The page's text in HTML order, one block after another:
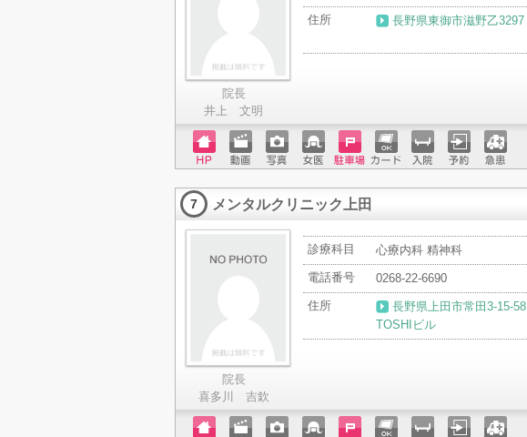
院長
井上 文明
住所
長野県東御市滋野乙3297
ホーム
ページ
動画 写真 女医 駐車場クレジ
ットカ
ード
入院 予約 急患
7 メンタルクリニック上田
院長
喜多川 吉欽
診療科目
心療内科 精神科
電話番号
0268-22-6690
住所
長野県上田市常田3-15-58
TOSHIビル